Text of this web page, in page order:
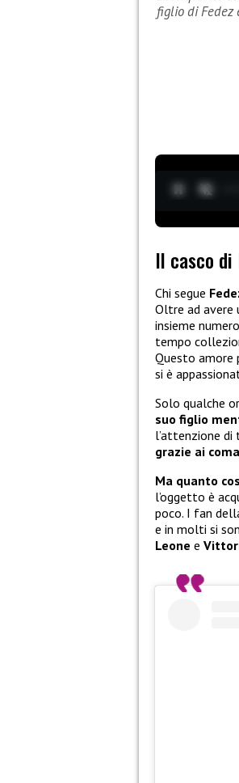
figlio di Fedez
Il casco di
Chi segue
Oltre ad avere
insieme
tempo
Questo amore
si è
Solo qualche
suo figlio
l’attenzione
grazie ai
Ma quanto
l’oggetto è
poco. I fan
e in molti si
Leone e